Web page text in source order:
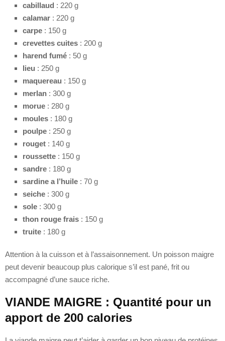
cabillaud : 220 g
calamar : 220 g
carpe : 150 g
crevettes cuites : 200 g
harend fumé : 50 g
lieu : 250 g
maquereau : 150 g
merlan : 300 g
morue : 280 g
moules : 180 g
poulpe : 250 g
rouget : 140 g
roussette : 150 g
sandre : 180 g
sardine a l’huile : 70 g
seiche : 300 g
sole : 300 g
thon rouge frais : 150 g
truite : 180 g
Attention à la cuisson et à l’assaisonnement. Un poisson maigre
peut devenir beaucoup plus calorique s’il est pané, frit ou
accompagné d’une sauce riche.
VIANDE MAIGRE : Quantité pour un
apport de 200 calories